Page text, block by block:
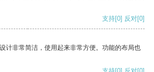
支持[0] 反对[0]
计非常简洁，使用起来非常方便。功能的布局也